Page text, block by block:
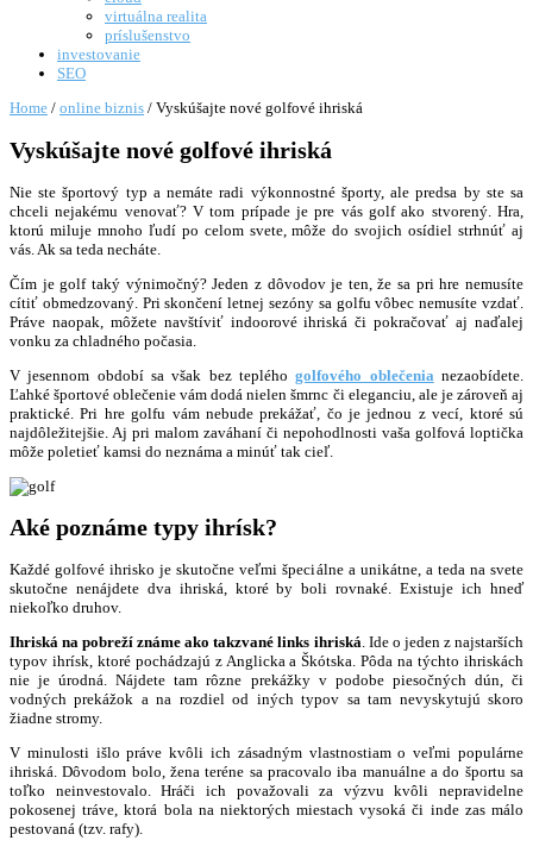
virtuálna realita
príslušenstvo
investovanie
SEO
Home / online biznis / Vyskúšajte nové golfové ihriská
Vyskúšajte nové golfové ihriská
Nie ste športový typ a nemáte radi výkonnostné športy, ale predsa by ste sa
chceli nejakému venovať? V tom prípade je pre vás golf ako stvorený. Hra,
ktorú miluje mnoho ľudí po celom svete, môže do svojich osídiel strhnúť aj
vás. Ak sa teda necháte.
Čím je golf taký výnimočný? Jeden z dôvodov je ten, že sa pri hre nemusíte
cítiť obmedzovaný. Pri skončení letnej sezóny sa golfu vôbec nemusíte vzdať.
Práve naopak, môžete navštíviť indoorové ihriská či pokračovať aj naďalej
vonku za chladného počasia.
V jesennom období sa však bez tepléhogolfového oblečenia nezaobídete.
Ľahké športové oblečenie vám dodá nielen šmrnc či eleganciu, ale je zároveň aj
praktické. Pri hre golfu vám nebude prekážať, čo je jednou z vecí, ktoré sú
najdôležitejšie. Aj pri malom zaváhaní či nepohodlnosti vaša golfová loptička
môže poletieť kamsi do neznáma a minúť tak cieľ.
Aké poznáme typy ihrísk?
Každé golfové ihrisko je skutočne veľmi špeciálne a unikátne, a teda na svete
skutočne nenájdete dva ihriská, ktoré by boli rovnaké. Existuje ich hneď
niekoľko druhov.
Ihriská na pobreží známe ako takzvané links ihriská. Ide o jeden z najstarších
typov ihrísk, ktoré pochádzajú z Anglicka a Škótska. Pôda na týchto ihriskách
nie je úrodná. Nájdete tam rôzne prekážky v podobe piesočných dún, či
vodných prekážok a na rozdiel od iných typov sa tam nevyskytujú skoro
žiadne stromy.
V minulosti išlo práve kvôli ich zásadným vlastnostiam o veľmi populárne
ihriská. Dôvodom bolo, žena teréne sa pracovalo iba manuálne a do športu sa
toľko neinvestovalo. Hráči ich považovali za výzvu kvôli nepravidelne
pokosenej tráve, ktorá bola na niektorých miestach vysoká či inde zas málo
pestovaná (tzv. rafy).